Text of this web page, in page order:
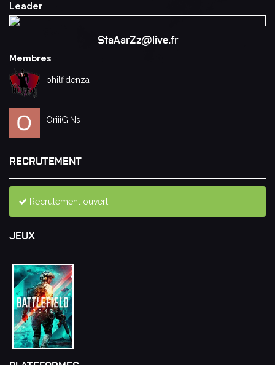
Leader
StaAarZz@live.fr
Membres
philfidenza
OriiiGiNs
RECRUTEMENT
Recrutement ouvert
JEUX